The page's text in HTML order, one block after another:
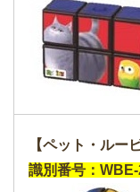
【ペット・ルー
識別番号：